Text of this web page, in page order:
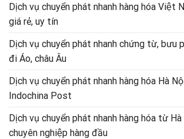
Dịch vụ chuyển phát nhanh hàng hóa Việt
giá rẻ, uy tín
Dịch vụ chuyển phát nhanh chứng từ, bưu
đi Áo, châu Âu
Dịch vụ chuyển phát nhanh hàng hóa Hà
Indochina Post
Dịch vụ chuyển phát nhanh hàng hóa từ
chuyên nghiệp hàng đầu